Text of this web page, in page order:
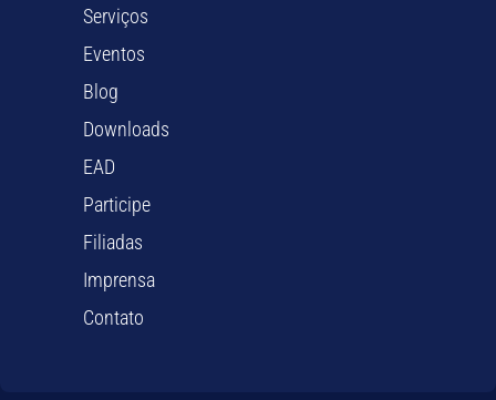
Serviços
Eventos
Blog
Downloads
EAD
Participe
Filiadas
Imprensa
Contato